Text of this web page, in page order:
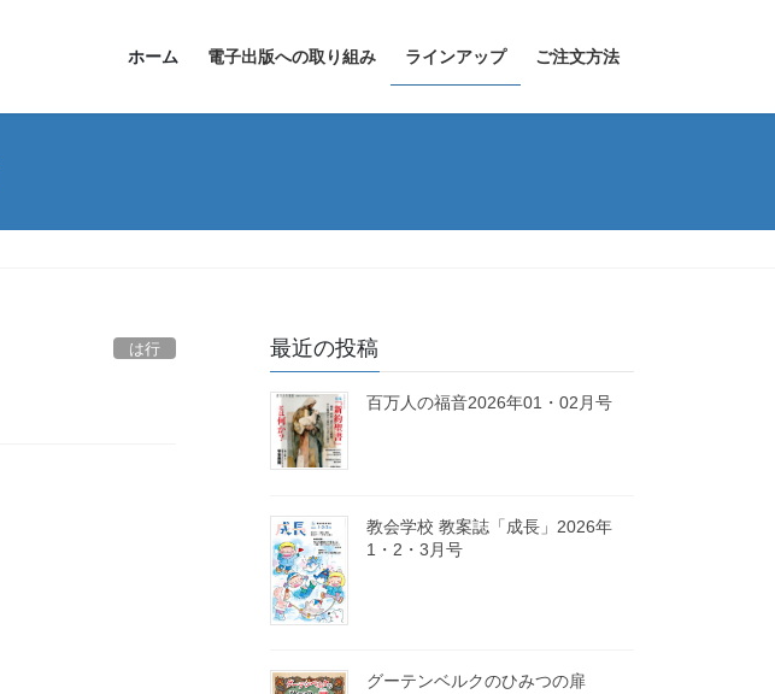
ホーム 電子出版への取り組み ラインアップ ご注文方法
は行 最近の投稿
百万人の福音2026年01・02月号
教会学校 教案誌「成長」2026年
1・2・3月号
グーテンベルクのひみつの扉